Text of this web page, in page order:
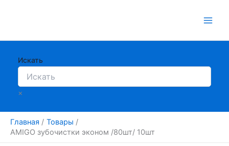
Искать
×
Главная
Товары
AMIGO зубочистки эконом /80шт/ 10шт